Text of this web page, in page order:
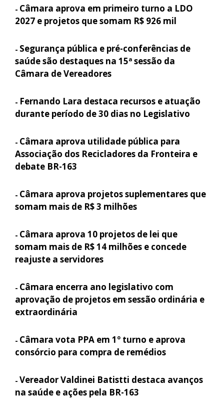
- Câmara aprova em primeiro turno a LDO
2027 e projetos que somam R$ 926 mil
- Segurança pública e pré-conferências de
saúde são destaques na 15ª sessão da
Câmara de Vereadores
- Fernando Lara destaca recursos e atuação
durante período de 30 dias no Legislativo
- Câmara aprova utilidade pública para
Associação dos Recicladores da Fronteira e
debate BR-163
- Câmara aprova projetos suplementares que
somam mais de R$ 3 milhões
- Câmara aprova 10 projetos de lei que
somam mais de R$ 14 milhões e concede
reajuste a servidores
- Câmara encerra ano legislativo com
aprovação de projetos em sessão ordinária e
extraordinária
- Câmara vota PPA em 1º turno e aprova
consórcio para compra de remédios
- Vereador Valdinei Batistti destaca avanços
na saúde e ações pela BR-163